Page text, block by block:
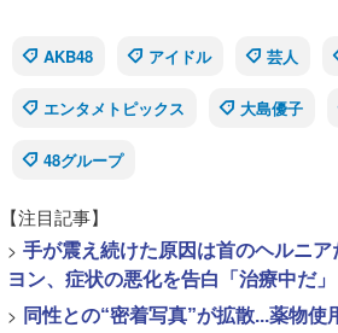
AKB48
アイドル 芸人
エンタメトピックス 大島優子
48グループ
【注目記事】
> 手が震え続けた原因は首のヘルニ
ヨン、症状の悪化を告白「治療中だ」
> 同性との“密着写真”が拡散...薬物使